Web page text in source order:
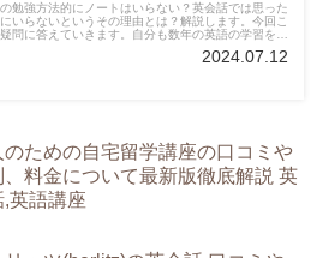
勉強方法的にノートはいらない？英会話では思った
いらないというその理由とは？解説します。今回こ
問に答えていきます。自分も数年の英語の学習をし
今はテクノロジーも充実しており様々な学習ができる
2024.07.12
のための自宅留学講座の口コミや
、料金について最新版徹底解説 英
,英語講座